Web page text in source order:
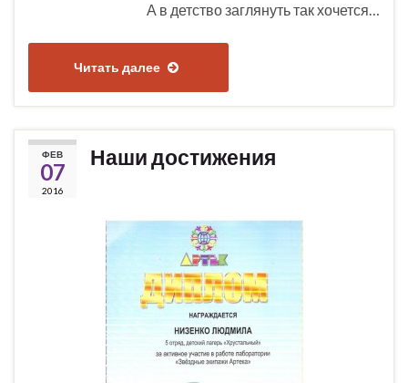
А в детство заглянуть так хочется…
Читать далее
ФЕВ
07
2016
Наши достижения